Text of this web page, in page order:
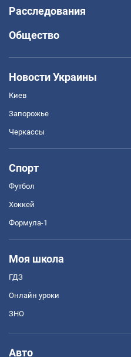
Расследования
Общество
Новости Украины
Киев
Запорожье
Черкассы
Спорт
Футбол
Хоккей
Формула-1
Моя школа
ГДЗ
Онлайн уроки
ЗНО
Авто